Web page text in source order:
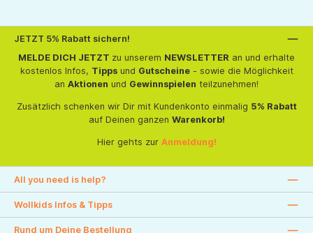
JETZT 5% Rabatt sichern!
MELDE DICH JETZT zu unserem NEWSLETTER an und erhalte
kostenlos Infos, Tippsund Gutscheine- sowie die Möglichkeit
an Aktionen und Gewinnspielen teilzunehmen!
Zusätzlich schenken wir Dir mit Kundenkonto einmalig 5% Rabatt
auf Deinen ganzen Warenkorb!
Hier gehts zur Anmeldung!
All you need is help?
Wollkids Infos & Tipps
Rund um Deine Bestellung